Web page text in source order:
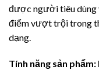
được người tiêu dùng
điểm vượt trội trong
dạng.
Tính năng sản phẩm: